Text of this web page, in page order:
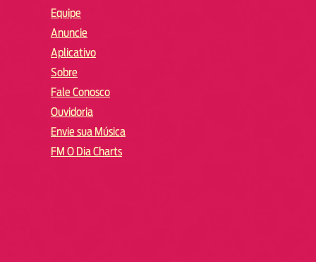
Equipe
Anuncie
Aplicativo
Sobre
Fale Conosco
Ouvidoria
Envie sua Música
FM O Dia Charts